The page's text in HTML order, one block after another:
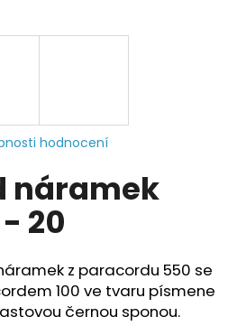
hodnocení
náramek
- 20
z paracordu 550 se
100 ve tvaru písmene
černou sponou.
HLEDAT